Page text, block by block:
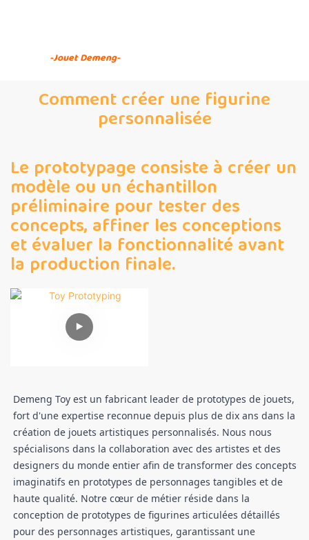
-Jouet Demeng-
Comment créer une figurine
personnalisée
Le prototypage consiste à créer un
modèle ou un échantillon
préliminaire pour tester des
concepts, affiner les conceptions
et évaluer la fonctionnalité avant
la production finale.
Demeng Toy est un fabricant leader de prototypes de jouets,
fort d'une expertise reconnue depuis plus de dix ans dans la
création de jouets artistiques personnalisés. Nous nous
spécialisons dans la collaboration avec des artistes et des
designers du monde entier afin de transformer des concepts
imaginatifs en prototypes de personnages tangibles et de
haute qualité. Notre cœur de métier réside dans la
conception de prototypes de figurines articulées détaillés
pour des personnages artistiques, garantissant une